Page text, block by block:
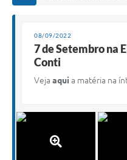
08/09/2022
7 de Setembro na
Conti
Veja aqui a matéria na